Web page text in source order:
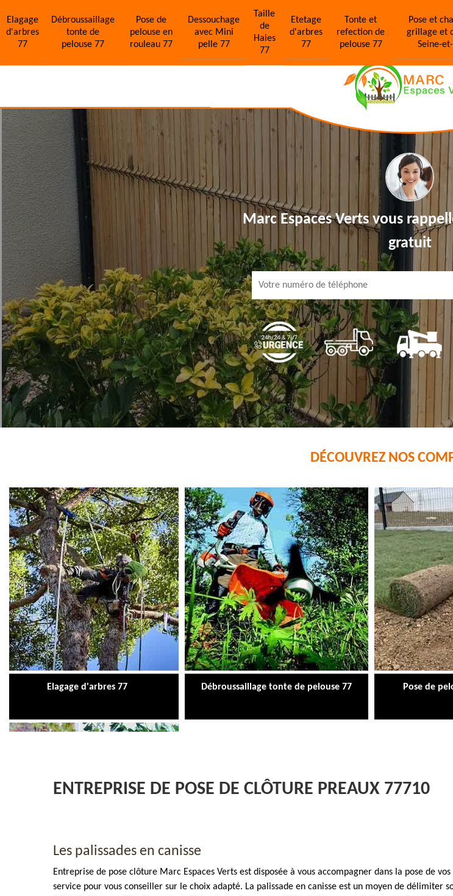
Elagage
d'arbres
77
Débroussaillage
tonte de
pelouse 77
Pose de
pelouse en
rouleau 77
Dessouchage
avec Mini
pelle 77
Taille
de
Haies
77
Etetage
d'arbres
77
Tonte et
refection de
pelouse 77
Pose et
grillage et
Seine-
Marc Espaces Verts vous
gratuit
DÉCOUVREZ NOS
Elagage d'arbres 77 Débroussaillage tonte de pelouse 77 Pose de
ENTREPRISE DE POSE DE CLÔTURE PREAUX 77710
Les palissades en canisse
Entreprise de pose clôture Marc Espaces Verts est disposée à vous accompagner dans la pose de
service pour vous conseiller sur le choix adapté. La palissade en canisse est un moyen de